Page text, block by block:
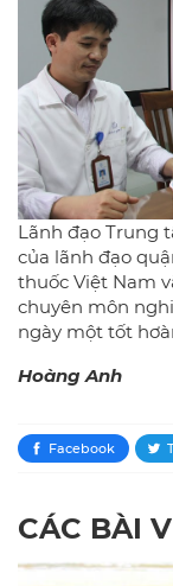
Lãnh đạo Trung
của lãnh đạo
thuốc Việt Nam
chuyên môn
ngày một tốt
Hoàng Anh
Facebook
CÁC BÀI